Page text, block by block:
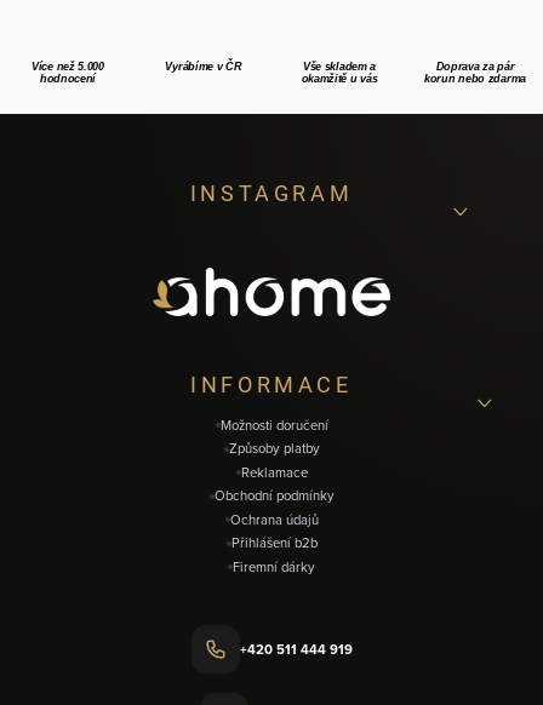
Více než 5.000
hodnocení
Vyrábíme v ČR
Vše skladem a
okamžitě u vás
Doprava za pár
korun nebo zdarma
INSTAGRAM
INFORMACE
Možnosti doručení
Způsoby platby
Reklamace
Obchodní podmínky
Ochrana údajů
Přihlášení b2b
Firemní dárky
+420 511 444 919